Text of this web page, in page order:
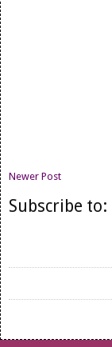
Newer Post
Subscribe to: